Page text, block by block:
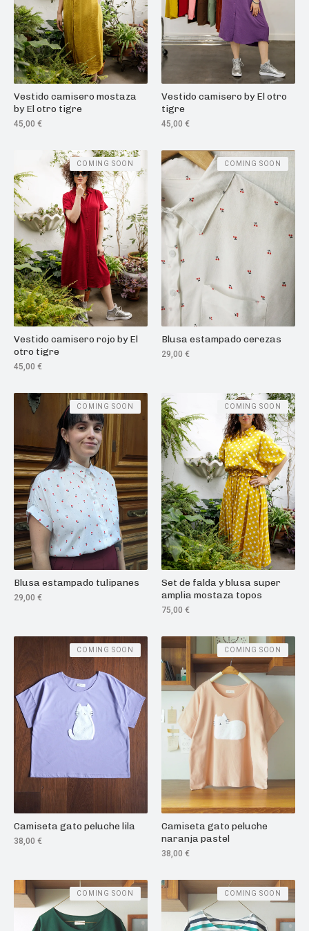
Vestido camisero mostaza
by El otro tigre
45,00 €
Vestido camisero by El otro
tigre
45,00 €
Vestido camisero rojo by El
otro tigre
45,00 €
COMING SOON
Blusa estampado cerezas
29,00 €
COMING SOON
Blusa estampado tulipanes
29,00 €
COMING SOON
Set de falda y blusa super
amplia mostaza topos
75,00 €
COMING SOON
Camiseta gato peluche lila
38,00 €
COMING SOON
Camiseta gato peluche
naranja pastel
38,00 €
COMING SOON
COMING SOON COMING SOON